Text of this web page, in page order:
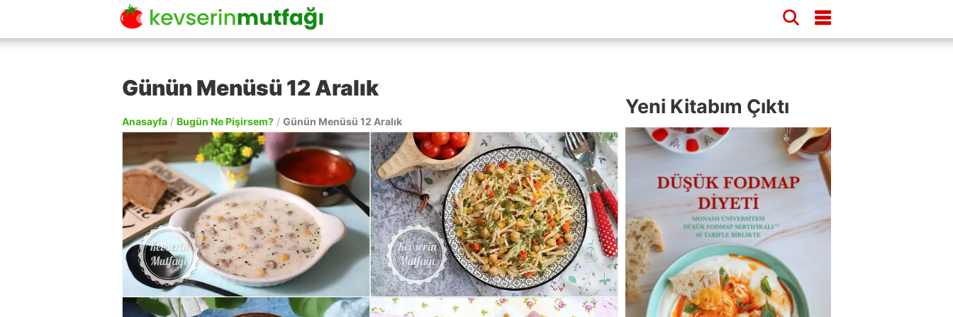
Günün Menüsü 12 Aralık
Anasayfa / Bugün Ne Pişirsem? / Günün Menüsü 12 Aralık
Yeni Kitabım Çıktı